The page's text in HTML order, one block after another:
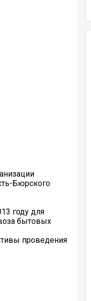
Бюрского
году для
бытовых
проведения